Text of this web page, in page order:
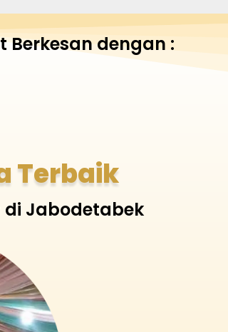
Berkesan dengan :
Terbaik
di Jabodetabek